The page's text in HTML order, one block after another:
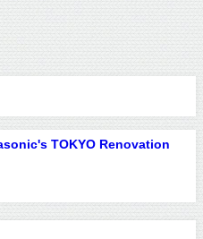
TOKYO Renovation